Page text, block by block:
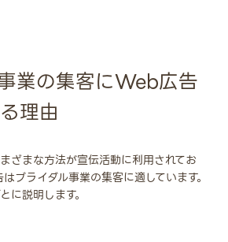
業の集客にWeb広告
理由
ざまな方法が宣伝活動に利用されてお
ブライダル事業の集客に適しています。
に説明します。